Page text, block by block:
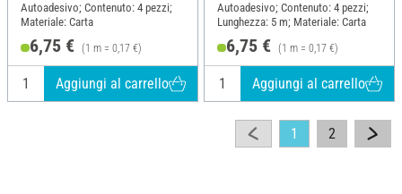
Autoadesivo; Contenuto: 4 pezzi;
Materiale: Carta
6,75 € (1 m = 0,17 €)
Aggiungi al carrello
Autoadesivo; Contenuto: 4 pezzi;
Lunghezza: 5 m; Materiale: Carta
6,75 € (1 m = 0,17 €)
Aggiungi al carrello
1 2